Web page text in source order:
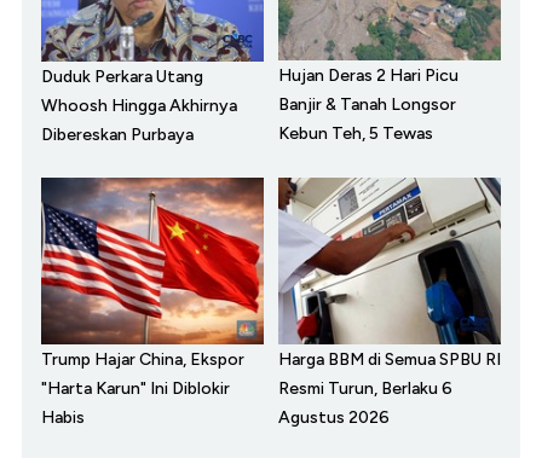
Duduk Perkara Utang
Whoosh Hingga Akhirnya
Dibereskan Purbaya
Hujan Deras 2 Hari Picu
Banjir & Tanah Longsor
Kebun Teh, 5 Tewas
Trump Hajar China, Ekspor
"Harta Karun" Ini Diblokir
Habis
Harga BBM di Semua SPBU RI
Resmi Turun, Berlaku 6
Agustus 2026